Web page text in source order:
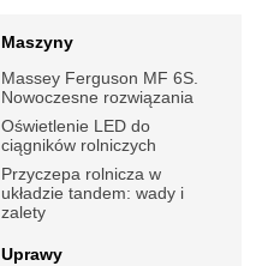
Maszyny
Massey Ferguson MF 6S.
Nowoczesne rozwiązania
Oświetlenie LED do
ciągników rolniczych
Przyczepa rolnicza w
układzie tandem: wady i
zalety
Uprawy